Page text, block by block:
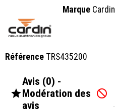
Marque Cardin
Référence TRS435200

Avis (0) -
Modération des
avis
